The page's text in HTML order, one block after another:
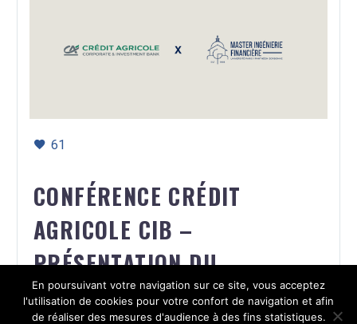
61
CONFÉRENCE CRÉDIT
AGRICOLE CIB –
PRÉSENTATION DU
COVERAGE EN BANQUE
En poursuivant votre navigation sur ce site, vous acceptez
l'utilisation de cookies pour votre confort de navigation et afin
de réaliser des mesures d'audience à des fins statistiques.